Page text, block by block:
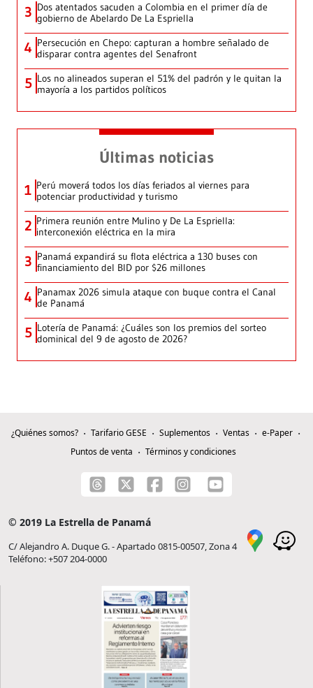
3 Dos atentados sacuden a Colombia en el primer día de
gobierno de Abelardo De La Espriella
4 Persecución en Chepo: capturan a hombre señalado de
disparar contra agentes del Senafront
5 Los no alineados superan el 51% del padrón y le quitan la
mayoría a los partidos políticos
Últimas noticias
1 Perú moverá todos los días feriados al viernes para
potenciar productividad y turismo
2 Primera reunión entre Mulino y De La Espriella:
interconexión eléctrica en la mira
3 Panamá expandirá su flota eléctrica a 130 buses con
financiamiento del BID por $26 millones
4 Panamax 2026 simula ataque con buque contra el Canal
de Panamá
5 Lotería de Panamá: ¿Cuáles son los premios del sorteo
dominical del 9 de agosto de 2026?
¿Quiénes somos? Tarifario GESE Suplementos Ventas
e-Paper
Puntos de venta
Términos y condiciones
© 2019 La Estrella de Panamá
C/ Alejandro A. Duque G. - Apartado 0815-00507, Zona 4
Teléfono: +507 204-0000